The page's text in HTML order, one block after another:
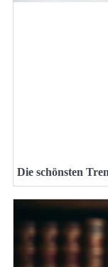
Die schönsten